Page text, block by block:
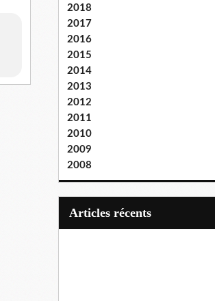
2018
2017
2016
2015
2014
2013
2012
2011
2010
2009
2008
articles récents